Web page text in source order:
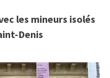
les mineurs isolés
Denis